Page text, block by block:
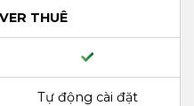
THUÊ
Tự động cài đặt